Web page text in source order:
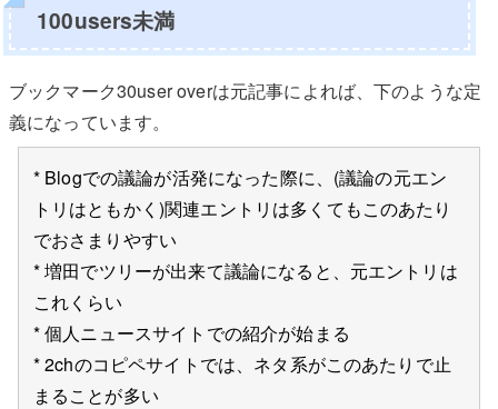
100users未満
ブックマーク30user overは元記事によれば、下のような定
義になっています。
* Blogでの議論が活発になった際に、(議論の元エン
トリはともかく)関連エントリは多くてもこのあたり
でおさまりやすい
* 増田でツリーが出来て議論になると、元エントリは
これくらい
* 個人ニュースサイトでの紹介が始まる
* 2chのコピペサイトでは、ネタ系がこのあたりで止
まることが多い